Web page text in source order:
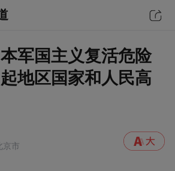
军国主义复活危险
地区国家和人民高
京市